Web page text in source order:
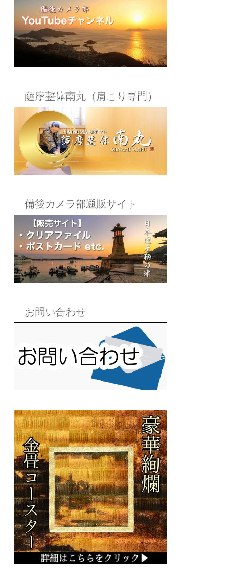
薩摩整体南丸（肩こり専門）
備後カメラ部通販サイト
お問い合わせ